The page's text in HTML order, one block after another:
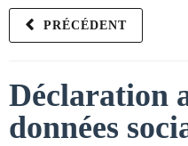
PRÉCÉDENT
Déclaration
données